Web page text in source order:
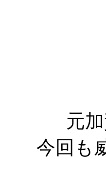
元
今回も